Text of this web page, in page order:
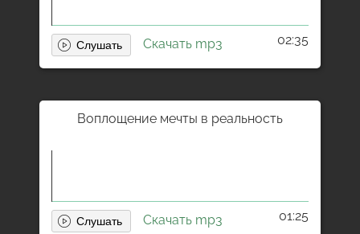
Скачать mp3 02:35
Воплощение мечты в реальность
Скачать mp3 01:25